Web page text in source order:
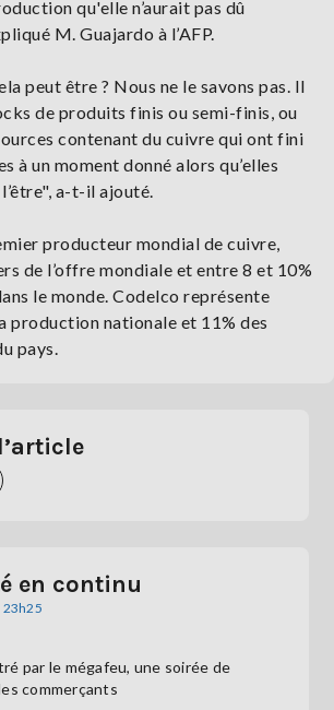
qu'elle n’aurait pas dû
M. Guajardo à l’AFP.
peut être ? Nous ne le savons pas. Il
de produits finis ou semi-finis, ou
contenant du cuivre qui ont fini
à un moment donné alors qu’elles
l’être", a-t-il ajouté.
producteur mondial de cuivre,
de l’offre mondiale et entre 8 et 10%
le monde. Codelco représente
production nationale et 11% des
pays.
en continu
23h25
par le mégafeu, une soirée de
commerçants